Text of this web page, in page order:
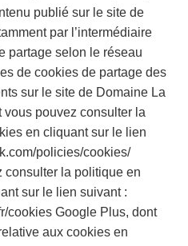
publié sur le site de
par l’intermédiaire
partage selon le réseau
de cookies de partage des
sur le site de Domaine La
vous pouvez consulter la
en cliquant sur le lien
policies/cookies/
consulter la politique en
sur le lien suivant :
cookies Google Plus, dont
aux cookies en